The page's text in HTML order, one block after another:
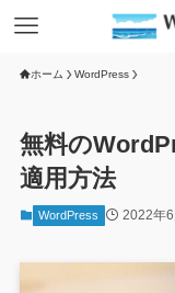
ホーム WordPress
無料の
適用方法
WordPress 2022年6